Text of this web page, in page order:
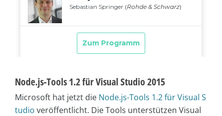
Node.js-Tools 1.2 für Visual Studio 2015
Microsoft hat jetzt die Node.js-Tools 1.2 für Visual S
tudio veröffentlicht. Die Tools unterstützen Visual